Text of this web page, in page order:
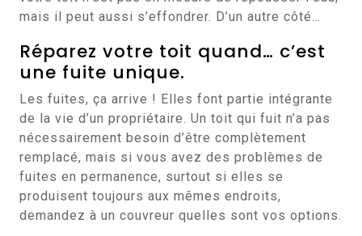
mais il peut aussi s’effondrer. D’un autre côté…
Réparez votre toit quand… c’est
une fuite unique.
Les fuites, ça arrive ! Elles font partie intégrante
de la vie d’un propriétaire. Un toit qui fuit n’a pas
nécessairement besoin d’être complètement
remplacé, mais si vous avez des problèmes de
fuites en permanence, surtout si elles se
produisent toujours aux mêmes endroits,
demandez à un couvreur quelles sont vos options.